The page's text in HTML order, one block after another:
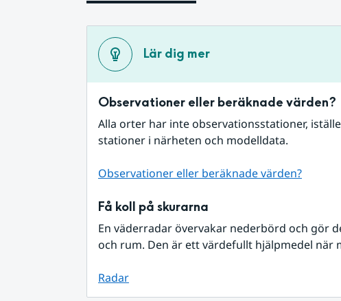
Lär dig mer
Observationer eller beräknade värden?
Alla orter har inte observationsstationer,
stationer i närheten och modelldata.
Observationer eller beräknade värden?
Få koll på skurarna
En väderradar övervakar nederbörd och gör
och rum. Den är ett värdefullt hjälpmedel när
Radar